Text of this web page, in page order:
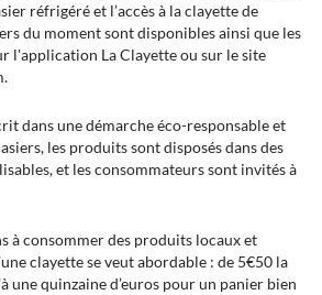
réfrigéré et l’accès à la clayette de
du moment sont disponibles ainsi que les
l'application La Clayette ou sur le site
dans une démarche éco-responsable et
les produits sont disposés dans des
et les consommateurs sont invités à
à consommer des produits locaux et
clayette se veut abordable : de 5€50 la
une quinzaine d’euros pour un panier bien